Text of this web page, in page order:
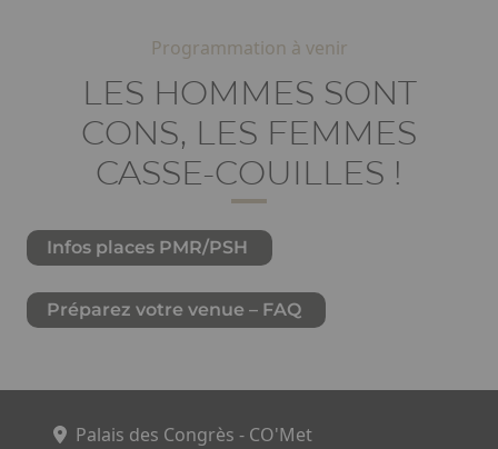
Programmation à venir
LES HOMMES SONT
CONS, LES FEMMES
CASSE-COUILLES !
Infos places PMR/PSH
Préparez votre venue – FAQ
Palais des Congrès - CO'Met